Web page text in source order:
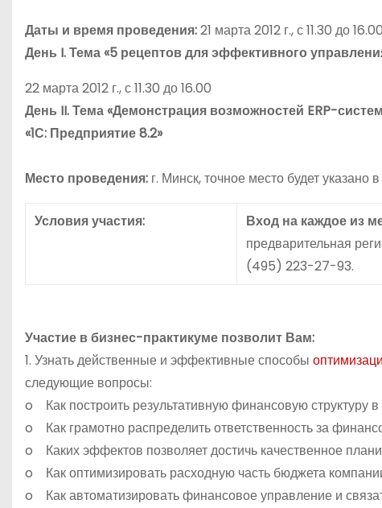
Даты и время проведения:21 марта 2012 г., с 11.30 до 16.00
День I. Тема «5 рецептов для эффективного
22 марта 2012 г., с 11.30 до 16.00
День II. Тема «Демонстрация возможностей ERP-
«1С: Предприятие 8.2»
Место проведения: г. Минск, точное место будет
Условия участия: Вход на каждое из
предварительная
(495) 223-27-93.
Участие в бизнес-практикуме позволит Вам:
1. Узнать действенные и эффективные способы
следующие вопросы:
o Как построить результативную финансовую
o Как грамотно распределить ответственность за
o Каких эффектов позволяет достичь качественное
o Как оптимизировать расходную часть бюджета
o Как автоматизировать финансовое управление и